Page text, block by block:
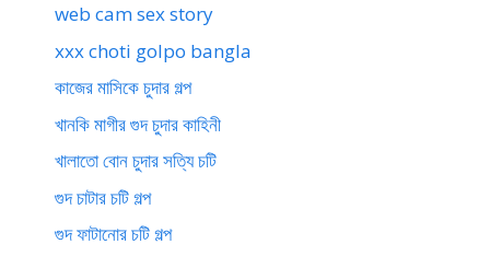
web cam sex story
xxx choti golpo bangla
কাজের মাসিকে চুদার গল্প
খানকি মাগীর গুদ চুদার কাহিনী
খালাতো বোন চুদার সত্যি চটি
গুদ চাটার চটি গল্প
গুদ ফাটানোর চটি গল্প